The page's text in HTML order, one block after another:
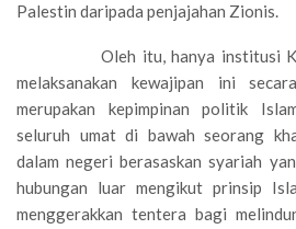
Palestin daripada penjajahan Zionis.
Oleh itu, hanya institusi
melaksanakan kewajipan ini
merupakan kepimpinan politik
seluruh umat di bawah seorang
dalam negeri berasaskan syariah
hubungan luar mengikut prinsip
menggerakkan tentera bagi